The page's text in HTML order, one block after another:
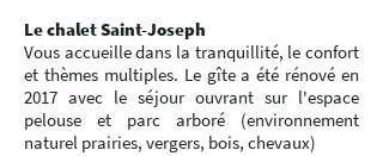
Le chalet Saint-Joseph
Vous accueille dans la tranquillité, le confort
et thèmes multiples. Le gîte a été rénové en
2017 avec le séjour ouvrant sur l'espace
pelouse et parc arboré (environnement
naturel prairies, vergers, bois, chevaux)